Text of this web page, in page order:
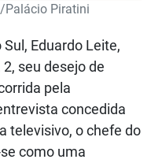
Palácio Piratini
Eduardo Leite,
seu desejo de
pela
concedida
televisivo, o chefe do
como uma